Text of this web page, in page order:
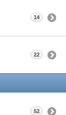
14
22
52